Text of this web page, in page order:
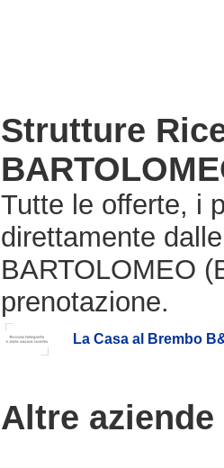
Strutture
Tutte le offerte, i
direttamente
BARTOLOMEO
prenotazione.
La Casa al Brembo
Altre